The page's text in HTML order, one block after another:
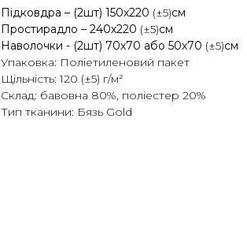
Підковдра – (2шт) 150х220 (±5)см
Простирадло – 240х220 (±5)см
Наволочки - (2шт) 70х70 або 50х70 (±5)см
Упаковка: Поліетиленовий пакет
Щільність: 120 (±5) г/м²
Склад: бавовна 80%, поліестер 20%
Тип тканини: Бязь Gold